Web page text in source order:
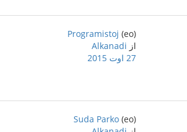
(eo)
Programistoj
از Alkanadi
27 اوت 2015
(eo)
Suda Parko